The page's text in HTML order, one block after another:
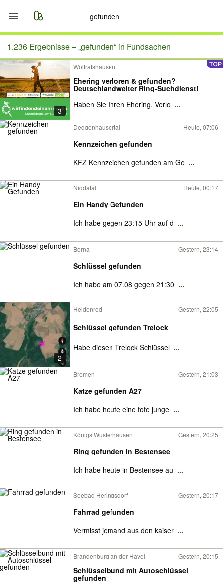
Start
Merkliste
Nachrichten
Anzeige aufgeben
1.236 Ergebnisse –„gefunden“ in Fundsachen
3
Wolfratshausen
Ehering verloren & gefunden?
Deutschlandweiter Ring-Suchdienst!
Haben Sie Ihren Ehering, Verlo ...
Deggenhausertal Heute, 07:06
Kennzeichen gefunden
KFZ Kennzeichen gefunden am Ge ...
Niddatal Heute, 00:17
Ein Handy Gefunden
Ich habe gegen 23:15 Uhr auf d ...
Borna Gestern, 23:14
Schlüssel gefunden
Ich habe am 07.08 gegen 21:30 ...
2
Heidenrod Gestern, 22:05
Schlüssel gefunden Trelock
Habe diesen Trelock Schlüssel ...
Bremen Gestern, 21:03
Katze gefunden A27
Ich habe heute eine tote junge ...
Königs Wusterhausen Gestern, 20:25
Ring gefunden in Bestensee
Ich habe heute in Bestensee au ...
Seebad Heringsdorf Gestern, 20:17
Fahrrad gefunden
Vermisst jemand aus den kaiser ...
Brandenburg an der Havel Gestern, 20:15
Schlüsselbund mit Autoschlüssel
gefunden